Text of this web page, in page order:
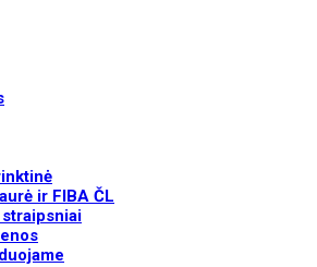
ir FIBA ČL